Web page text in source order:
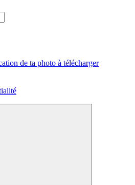
de ta photo à télécharger